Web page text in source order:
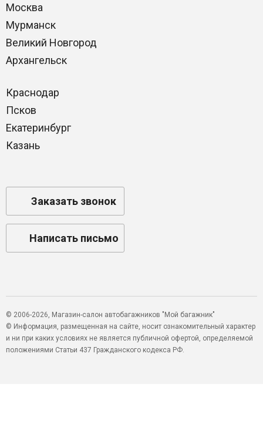
Москва
Мурманск
Великий Новгород
Архангельск
Краснодар
Псков
Екатеринбург
Казань
Заказать звонок
Написать письмо
© 2006-2026, Магазин-салон автобагажников "Мой багажник"
© Информация, размещенная на сайте, носит ознакомительный характер
и ни при каких условиях не является публичной офертой, определяемой
положениями Статьи 437 Гражданского кодекса РФ.